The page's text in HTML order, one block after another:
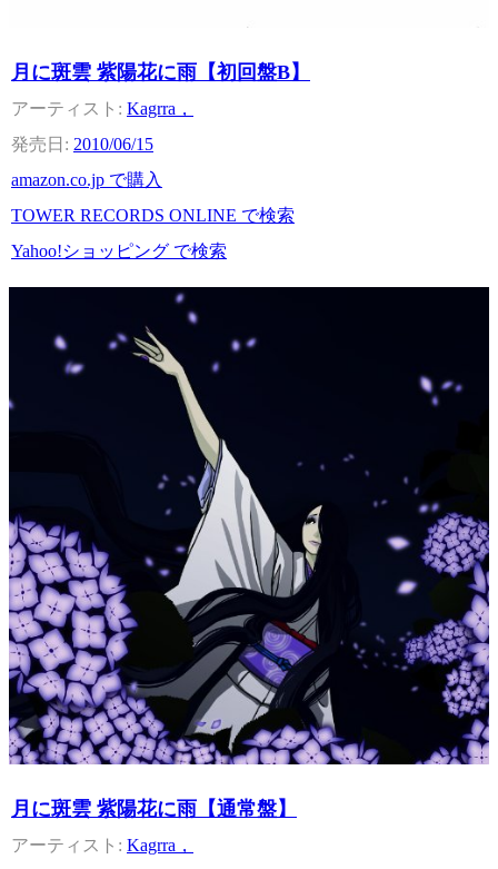
月に斑雲 紫陽花に雨【初回盤B】
Kagrra，
2010/06/15
amazon.co.jp で購入
TOWER RECORDS ONLINE で検索
Yahoo!ショッピング で検索
月に斑雲 紫陽花に雨【通常盤】
Kagrra，